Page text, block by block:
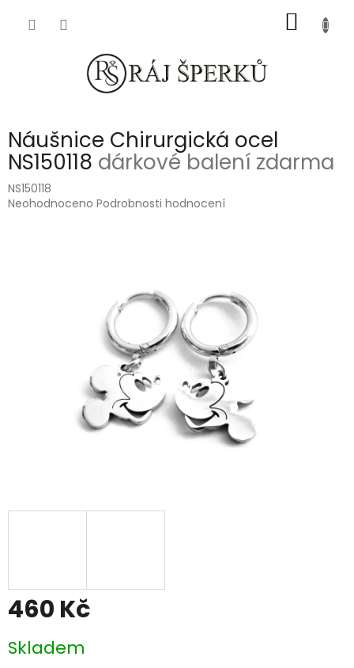
KOŠÍK
Náušnice Chirurgická ocel
NS150118 dárkové balení zdarma
NS150118
Průměrné
Neohodnoceno Podrobnosti hodnocení
460 Kč
cena:
Skladem